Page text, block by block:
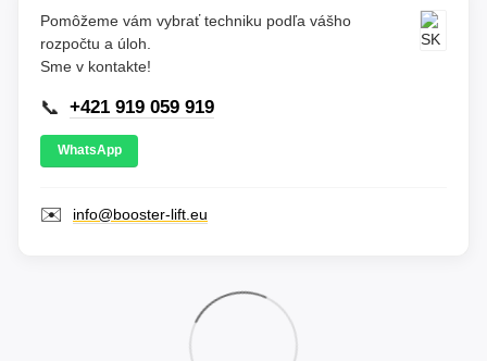
Pomôžeme vám vybrať techniku podľa vášho
rozpočtu a úloh.
Sme v kontakte!
📞 +421 919 059 919
WhatsApp
✉️ info@booster-lift.eu